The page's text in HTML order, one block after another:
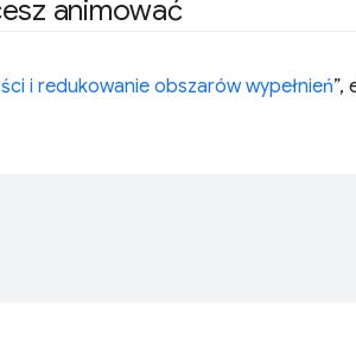
animować
i redukowanie obszarów wypełnień”,